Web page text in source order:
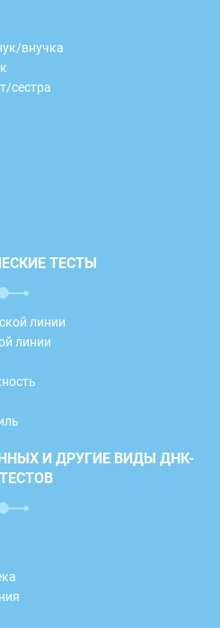
внучка
сестра
ТЕСТЫ
линии
линии
И ДРУГИЕ ВИДЫ ДНК-
ТЕСТОВ